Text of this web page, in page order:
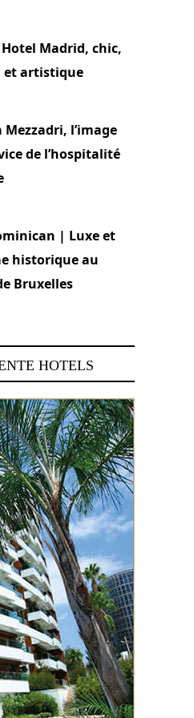
Madrid, chic,
et artistique
Mezzadri, l’image
de l’hospitalité
| Luxe et
historique au
Bruxelles
HOTELS